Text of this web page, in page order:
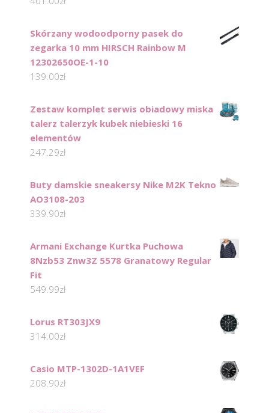
Skórzany wodoodporny pasek do
zegarka 10 mm HIRSCH Rainbow M
12302650OE-1-10
139.00zł
Zestaw komplet serwis obiadowy miska
talerz talerzyk kubek niebieski 16
elementów
247.29zł
Buty damskie sneakersy Nike M2K Tekno
AO3108-203
339.90zł
Armani Exchange Kurtka Puchowa
8Nzb53 Znw3Z 5578 Granatowy Regular
Fit
549.99zł
Lorus RT303JX9
314.00zł
Casio MTP-1302D-1A1VEF
208.90zł